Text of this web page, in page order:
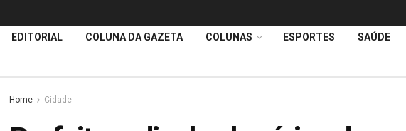
EDITORIAL COLUNA DA GAZETA COLUNAS ESPORTES SAÚDE
Home Cidade